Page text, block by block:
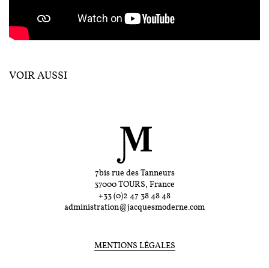
VOIR AUSSI
7bis rue des Tanneurs
37000 TOURS, France
+33 (0)2 47 38 48 48
administration@jacquesmoderne.com
MENTIONS LÉGALES